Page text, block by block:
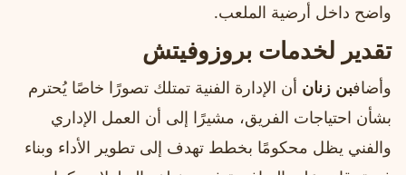
واضح داخل أرضية الملعب.
تقدير لخدمات بروزوفيتش
وأضافبن زنان أن الإدارة الفنية تمتلك تصورًا خاصًا يُحترم
بشأن احتياجات الفريق، مشيرًا إلى أن العمل الإداري
والفني يظل محكومًا بخطط تهدف إلى تطوير الأداء وبناء